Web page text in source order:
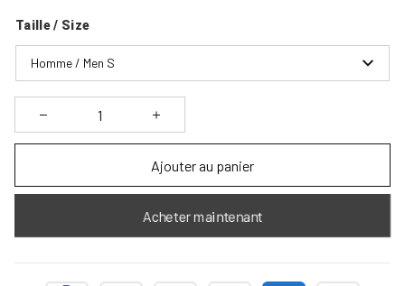
Taille / Size
Homme / Men S
Ajouter au panier
Acheter maintenant